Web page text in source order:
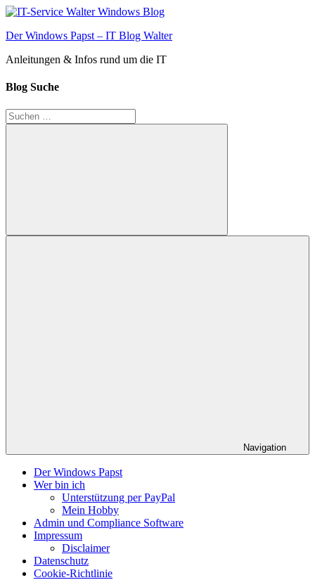
Zum
springen
Der Windows Papst – IT Blog Walter
Anleitungen & Infos rund um die IT
Blog Suche
Suchen
nach:
Suchen
Navigation
Der Windows Papst
Wer bin ich
Unterstützung per PayPal
Mein Hobby
Admin und Compliance Software
Impressum
Disclaimer
Datenschutz
Cookie-Richtlinie